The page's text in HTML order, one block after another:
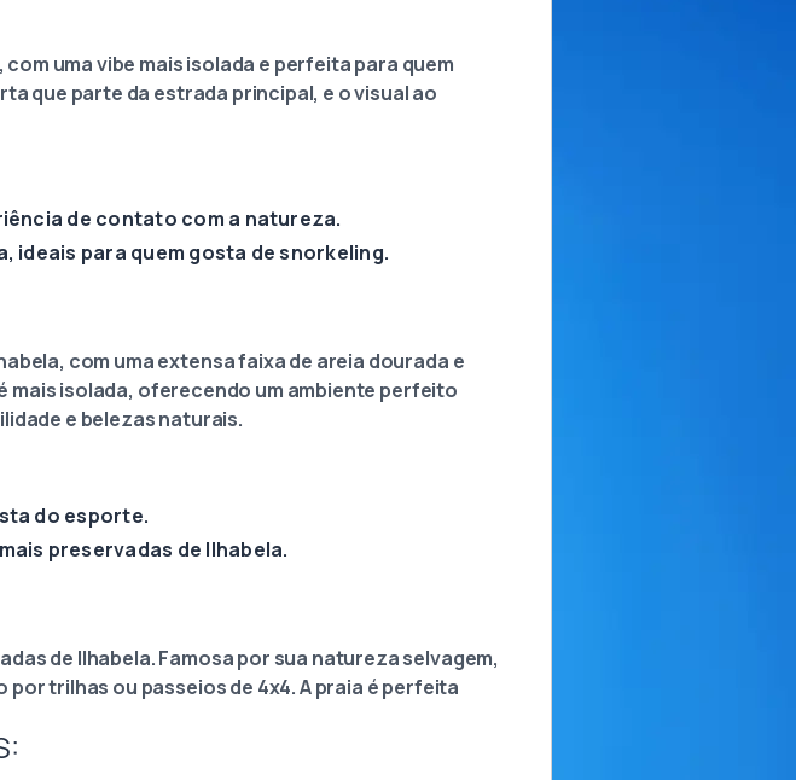
uma vibe mais isolada e perfeita para quem
que parte da estrada principal, e o visual ao
de contato com a natureza.
ideais para quem gosta de snorkeling.
com uma extensa faixa de areia dourada e
mais isolada, oferecendo um ambiente perfeito
e belezas naturais.
do esporte.
preservadas de Ilhabela.
de Ilhabela. Famosa por sua natureza selvagem,
trilhas ou passeios de 4x4. A praia é perfeita